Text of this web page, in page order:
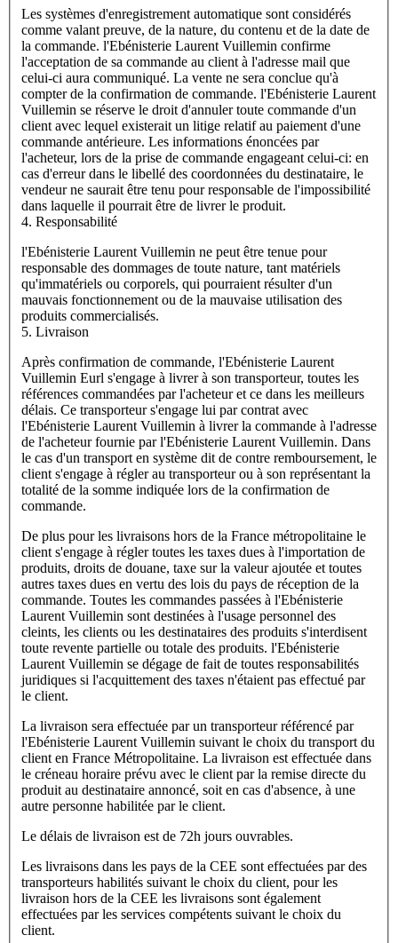
Les systèmes d'enregistrement automatique sont considérés
comme valant preuve, de la nature, du contenu et de la date de
la commande. l'Ebénisterie Laurent Vuillemin confirme
l'acceptation de sa commande au client à l'adresse mail que
celui-ci aura communiqué. La vente ne sera conclue qu'à
compter de la confirmation de commande. l'Ebénisterie Laurent
Vuillemin se réserve le droit d'annuler toute commande d'un
client avec lequel existerait un litige relatif au paiement d'une
commande antérieure. Les informations énoncées par
l'acheteur, lors de la prise de commande engageant celui-ci: en
cas d'erreur dans le libellé des coordonnées du destinataire, le
vendeur ne saurait être tenu pour responsable de l'impossibilité
dans laquelle il pourrait être de livrer le produit.
4. Responsabilité
l'Ebénisterie Laurent Vuillemin ne peut être tenue pour
responsable des dommages de toute nature, tant matériels
qu'immatériels ou corporels, qui pourraient résulter d'un
mauvais fonctionnement ou de la mauvaise utilisation des
produits commercialisés.
5. Livraison
Après confirmation de commande, l'Ebénisterie Laurent
Vuillemin Eurl s'engage à livrer à son transporteur, toutes les
références commandées par l'acheteur et ce dans les meilleurs
délais. Ce transporteur s'engage lui par contrat avec
l'Ebénisterie Laurent Vuillemin à livrer la commande à l'adresse
de l'acheteur fournie par l'Ebénisterie Laurent Vuillemin. Dans
le cas d'un transport en système dit de contre remboursement, le
client s'engage à régler au transporteur ou à son représentant la
totalité de la somme indiquée lors de la confirmation de
commande.
De plus pour les livraisons hors de la France métropolitaine le
client s'engage à régler toutes les taxes dues à l'importation de
produits, droits de douane, taxe sur la valeur ajoutée et toutes
autres taxes dues en vertu des lois du pays de réception de la
commande. Toutes les commandes passées à l'Ebénisterie
Laurent Vuillemin sont destinées à l'usage personnel des
cleints, les clients ou les destinataires des produits s'interdisent
toute revente partielle ou totale des produits. l'Ebénisterie
Laurent Vuillemin se dégage de fait de toutes responsabilités
juridiques si l'acquittement des taxes n'étaient pas effectué par
le client.
La livraison sera effectuée par un transporteur référencé par
l'Ebénisterie Laurent Vuillemin suivant le choix du transport du
client en France Métropolitaine. La livraison est effectuée dans
le créneau horaire prévu avec le client par la remise directe du
produit au destinataire annoncé, soit en cas d'absence, à une
autre personne habilitée par le client.
Le délais de livraison est de 72h jours ouvrables.
Les livraisons dans les pays de la CEE sont effectuées par des
transporteurs habilités suivant le choix du client, pour les
livraison hors de la CEE les livraisons sont également
effectuées par les services compétents suivant le choix du
client.